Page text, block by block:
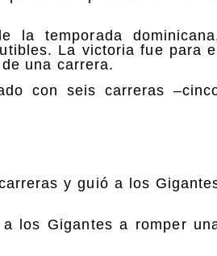
la temporada
La victoria fue para
una carrera.
con seis carreras
y guió a los
los Gigantes a romper